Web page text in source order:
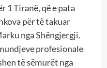
1 Tiranë, që e pata
për të takuar
nga Shëngjergji.
profesionale
të sëmurët nga